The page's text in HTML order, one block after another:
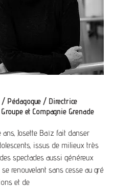
/ Pédagogue / Directrice
et Compagnie Grenade
ans, Josette Baïz fait danser
issus de milieux très
spectacles aussi généreux
se renouvelant sans cesse au gré
et de